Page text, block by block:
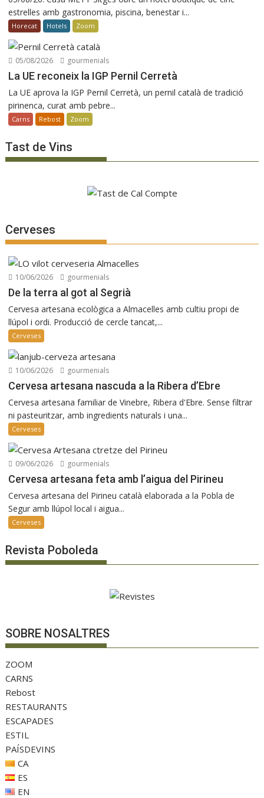
estrelles amb gastronomia, piscina, benestar i...
Horecat Hotels Zoom
05/08/2026 gourmenials
La UE reconeix la IGP Pernil Cerretà
La UE aprova la IGP Pernil Cerretà, un pernil català de tradició
pirinenca, curat amb pebre...
Carns Rebost Zoom
Tast de Vins
Cerveses
10/06/2026 gourmenials
De la terra al got al Segrià
Cervesa artesana ecològica a Almacelles amb cultiu propi de
llúpol i ordi. Producció de cercle tancat,...
Cerveses
10/06/2026 gourmenials
Cervesa artesana nascuda a la Ribera d’Ebre
Cervesa artesana familiar de Vinebre, Ribera d'Ebre. Sense filtrar
ni pasteuritzar, amb ingredients naturals i una...
Cerveses
09/06/2026 gourmenials
Cervesa artesana feta amb l’aigua del Pirineu
Cervesa artesana del Pirineu català elaborada a la Pobla de
Segur amb llúpol local i aigua...
Cerveses
Revista Poboleda
SOBRE NOSALTRES
ZOOM
CARNS
Rebost
RESTAURANTS
ESCAPADES
ESTIL
PAÍSDEVINS
CA
ES
EN